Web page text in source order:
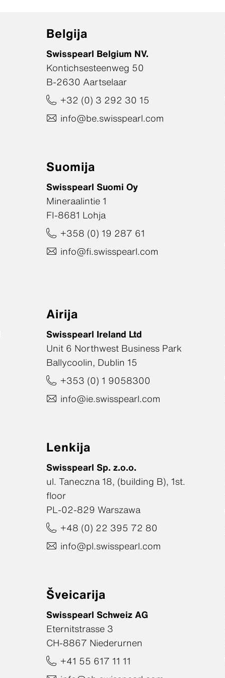
Belgija
Swisspearl Belgium NV.
Kontichsesteenweg 50
B-2630 Aartselaar
+32 (0) 3 292 30 15
info@be.swisspearl.com
Suomija
Swisspearl Suomi Oy
Mineraalintie 1
FI-8681 Lohja
+358 (0) 19 287 61
info@fi.swisspearl.com
Airija
Swisspearl Ireland Ltd
Unit 6 Northwest Business Park
Ballycoolin, Dublin 15
+353 (0) 1 9058300
info@ie.swisspearl.com
Lenkija
Swisspearl Sp. z.o.o.
ul. Taneczna 18, (building B), 1st.
floor
PL-02-829 Warszawa
+48 (0) 22 395 72 80
info@pl.swisspearl.com
Šveicarija
Swisspearl Schweiz AG
Eternitstrasse 3
CH-8867 Niederurnen
+41 55 617 11 11